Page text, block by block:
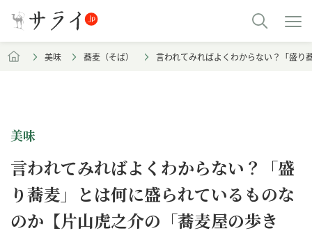
美味 蕎麦（そば） 言われてみればよくわからない？「盛り
美味
言われてみればよくわからない？「盛
り蕎麦」とは何に盛られているものな
のか【片山虎之介の「蕎麦屋の歩き